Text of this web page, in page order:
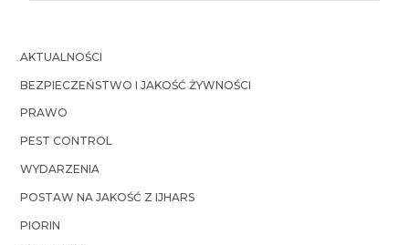
AKTUALNOŚCI
BEZPIECZEŃSTWO I JAKOŚĆ ŻYWNOŚCI
PRAWO
PEST CONTROL
WYDARZENIA
POSTAW NA JAKOŚĆ Z IJHARS
PIORIN